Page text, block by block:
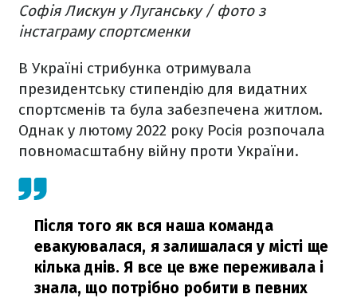
Софія Лискун у Луганську / фото з
інстаграму спортсменки
В Україні стрибунка отримувала
президентську стипендію для видатних
спортсменів та була забезпечена житлом.
Однак у лютому 2022 року Росія розпочала
повномасштабну війну проти України.
Після того як вся наша команда
евакуювалася, я залишалася у місті ще
кілька днів. Я все це вже переживала і
знала, що потрібно робити в певних